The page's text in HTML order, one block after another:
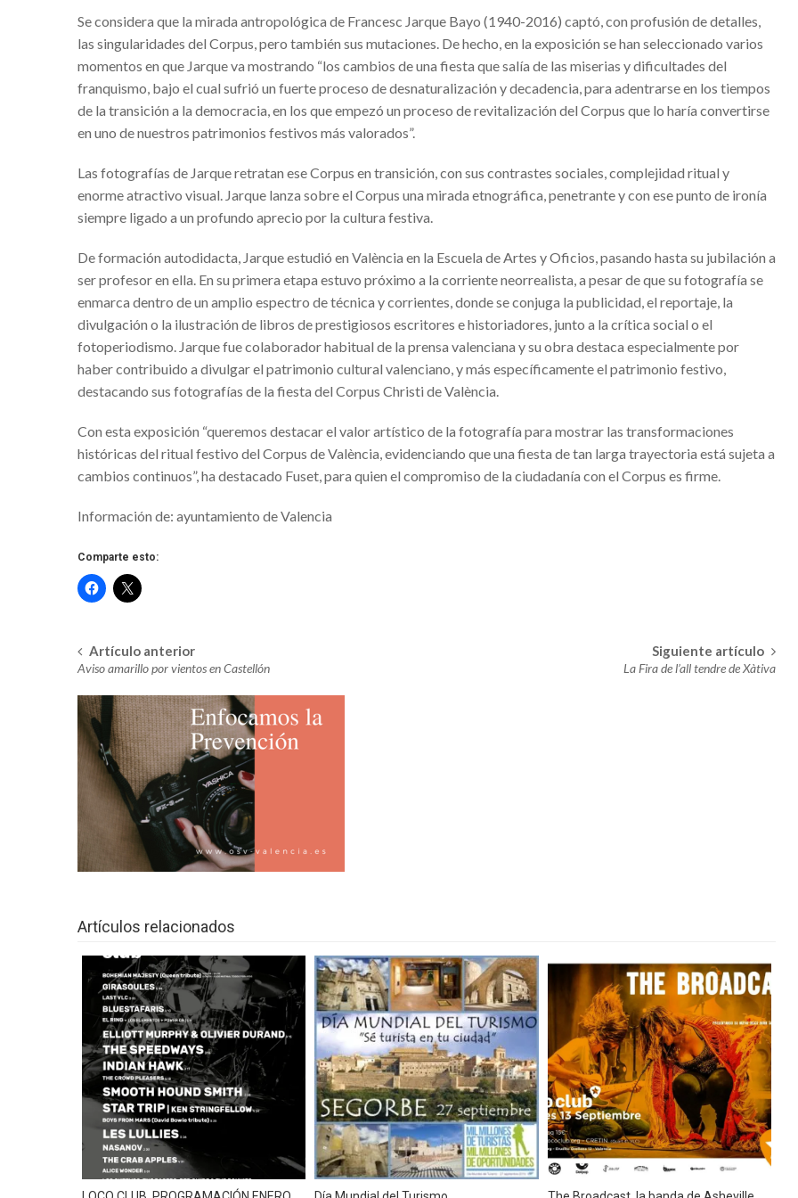
¿De donde vienen las Fallas? Un vídeo que resume el origen en dos minutos
NUEVO CENTRO UP BENICALAP
‘MOVIMENTS URBANS’ FESTIVAL DANSA VALÈNCIA 2020FESTIVAL DANSA VALÈNCIA 2020
LA MASCLETÀ VERTICAL Y LA CRIDA INAUGURAN ESTE FIN DE SEMANA LAS FALLAS 2020 #Falles2020
Una animalada per Carnestoltes en #Alcossebre
8º EDICIÓN CONCURSO ‘K ME CUENTAS
VUELTA COMUNITAT VALENCIANA FÉMINAS
La Fira de l’all tendre de Xàtiva
‘Jarque: la fiesta del Corpus en transición’
10ª EDICIÓN DEL CARNAVAL DE RUZAFA
EL MUSEO DE LA SEMANA SANTA MARINERA ACOGERÁ LA EXPOSICIÓN ‘FALLAS Y SEMANA SANTA
MARINERA, UN CAMINO EN COMÚN’
Carnestoltes 2020 en el Grau de Castelló
IX Jornadas gastronómicas de la galera
Aviso naranja por viento en Castellón. Adelantan los cambios en el tiempo a partir del miércoles
Fallas 2020. Pirotecnia en Marzo.
Primavera hasta el miércoles y después vuelta al invierno.
XXVII Muestra del Embutido Artesano y de Calidad de Requena
El pabellón Font de Sant Lluís de València, junto a París y Lyon, acogerá el FIBA Women’s EuroBasket 2021
Mercado Renacentista de los Borja
Ya se han presentado los carteles para Fallas 2020
Se mantiene la situación de temporal para el martes
AlcossebreFestividad de Sant Antoni Abad en
No hay temporal que pueda con la ollica de San Antón en la localidad de Calles
Máxima alerta. Aviso de nivel rojo en la Comunidad Valenciana.
Atención al temporal en la Comunidad Valenciana
Se aproxima temporal de frío, viento, lluvia y nieve
Festividad de Sant Antoni Abad, en Alcalà de xivert
Se considera que la mirada antropológica de Francesc Jarque Bayo (1940-2016) captó, con profusión de detalles,
las singularidades del Corpus, pero también sus mutaciones. De hecho, en la exposición se han seleccionado varios
momentos en que Jarque va mostrando “los cambios de una fiesta que salía de las miserias y dificultades del
franquismo, bajo el cual sufrió un fuerte proceso de desnaturalización y decadencia, para adentrarse en los tiempos
de la transición a la democracia, en los que empezó un proceso de revitalización del Corpus que lo haría convertirse
en uno de nuestros patrimonios festivos más valorados”.
Las fotografías de Jarque retratan ese Corpus en transición, con sus contrastes sociales, complejidad ritual y
enorme atractivo visual. Jarque lanza sobre el Corpus una mirada etnográfica, penetrante y con ese punto de ironía
siempre ligado a un profundo aprecio por la cultura festiva.
De formación autodidacta, Jarque estudió en València en la Escuela de Artes y Oficios, pasando hasta su jubilación a
ser profesor en ella. En su primera etapa estuvo próximo a la corriente neorrealista, a pesar de que su fotografía se
enmarca dentro de un amplio espectro de técnica y corrientes, donde se conjuga la publicidad, el reportaje, la
divulgación o la ilustración de libros de prestigiosos escritores e historiadores, junto a la crítica social o el
fotoperiodismo. Jarque fue colaborador habitual de la prensa valenciana y su obra destaca especialmente por
haber contribuido a divulgar el patrimonio cultural valenciano, y más específicamente el patrimonio festivo,
destacando sus fotografías de la fiesta del Corpus Christi de València.
Con esta exposición “queremos destacar el valor artístico de la fotografía para mostrar las transformaciones
históricas del ritual festivo del Corpus de València, evidenciando que una fiesta de tan larga trayectoria está sujeta a
cambios continuos”, ha destacado Fuset, para quien el compromiso de la ciudadanía con el Corpus es firme.
Información de: ayuntamiento de Valencia
Comparte esto:
Navegación
en
la
entrada
Artículo anterior
Aviso amarillo por vientos en Castellón
Siguiente artículo
La Fira de l’all tendre de Xàtiva
Artículos relacionados